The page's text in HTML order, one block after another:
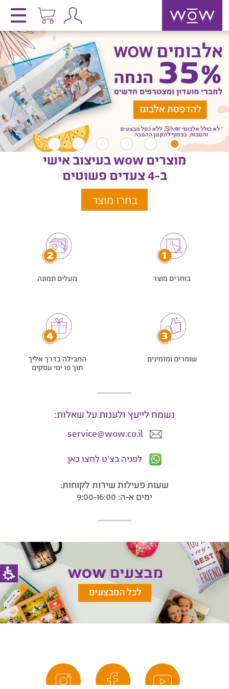
מוצרים wow בעיצוב אישי
ב-4 צעדים פשוטים
בחרו מוצר
בוחרים מוצר מעלים תמונה
שומרים ומזמינים
החבילה בדרך אליך
תוך 10 ימי עסקים
נשמח לייעץ ולענות על שאלות:
service@wow.co.il
שעות פעילות שירות לקוחות:
ימים א-ה: 9:00-16:00